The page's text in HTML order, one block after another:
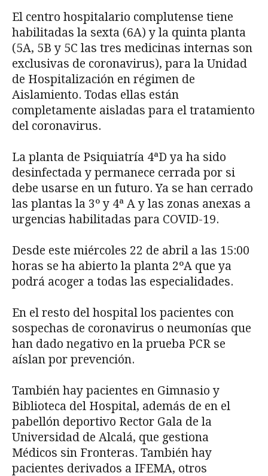
El centro hospitalario complutense tiene
habilitadas la sexta (6A) y la quinta planta
(5A, 5B y 5C las tres medicinas internas son
exclusivas de coronavirus), para la Unidad
de Hospitalización en régimen de
Aislamiento. Todas ellas están
completamente aisladas para el tratamiento
del coronavirus.
La planta de Psiquiatría 4ªD ya ha sido
desinfectada y permanece cerrada por si
debe usarse en un futuro. Ya se han cerrado
las plantas la 3º y 4ª A y las zonas anexas a
urgencias habilitadas para COVID-19.
Desde este miércoles 22 de abril a las 15:00
horas se ha abierto la planta 2ºA que ya
podrá acoger a todas las especialidades.
En el resto del hospital los pacientes con
sospechas de coronavirus o neumonías que
han dado negativo en la prueba PCR se
aíslan por prevención.
También hay pacientes en Gimnasio y
Biblioteca del Hospital, además de en el
pabellón deportivo Rector Gala de la
Universidad de Alcalá, que gestiona
Médicos sin Fronteras. También hay
pacientes derivados a IFEMA, otros